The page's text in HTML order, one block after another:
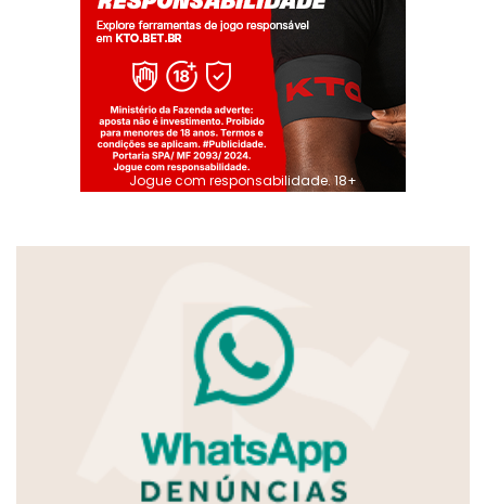
Jogue com responsabilidade. 18+